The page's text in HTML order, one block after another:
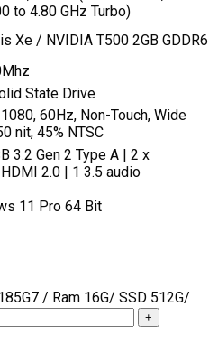
to 4.80 GHz Turbo)
Xe / NVIDIA T500 2GB GDDR6
State Drive
60Hz, Non-Touch, Wide
nit, 45% NTSC
3.2 Gen 2 Type A | 2 x
2.0 | 1 3.5 audio
11 Pro 64 Bit
/ Ram 16G/ SSD 512G/